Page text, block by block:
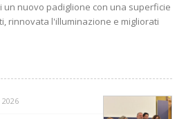
un nuovo padiglione con una superficie
rinnovata l'illuminazione e migliorati